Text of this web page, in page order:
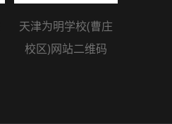
天津为明学校(曹庄
校区)网站二维码